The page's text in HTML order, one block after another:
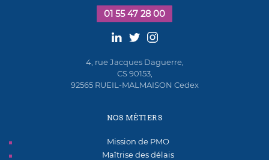
01 55 47 28 00
4, rue Jacques Daguerre,
CS 90153,
92565 RUEIL-MALMAISON Cedex
NOS MÉTIERS
Mission de PMO
Maîtrise des délais